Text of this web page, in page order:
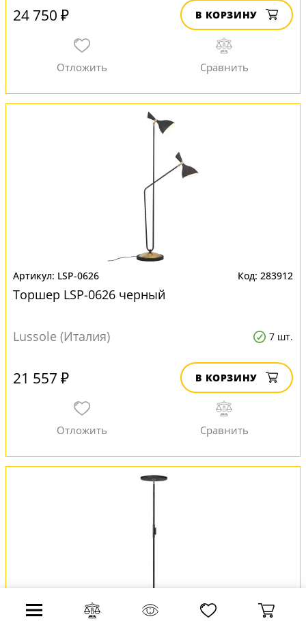
24 750 ₽ В КОРЗИНУ
LSP-0626 283912
Торшер LSP-0626 черный
Lussole (Италия) 7 шт.
21 557 ₽ В КОРЗИНУ